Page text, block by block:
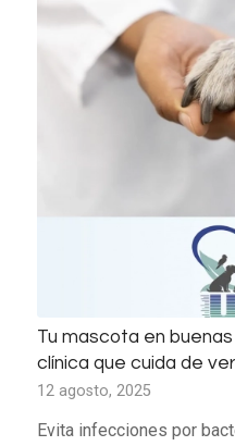
Tu mascota en
clínica que cuida de
12 agosto, 2025
Evita infecciones por